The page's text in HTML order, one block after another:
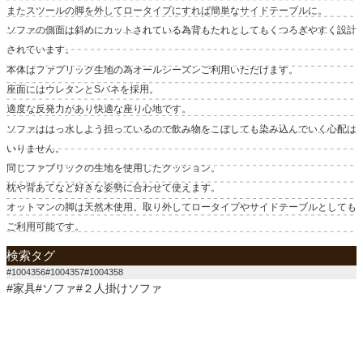
またスツールの脚を外してロータイプにすれば簡単なサイドテーブルに。
ソファの側面は斜めにカットされている為背もたれとしてもくつろぎやすく設計
されています。
本体はファブリック生地の為オールシーズンご利用いただけます。
座面にはウレタンとSバネを採用。
適度な反発力があり快適な座り心地です。
ソファははっ水しよう担っているので飲み物をこぼしても染み込んでいく心配は
いりません。
同じファブリックの生地を使用したクッション。
枕や背あてなど好きな姿勢に合わせて使えます。
オットマンの脚は天然木使用。取り外してロータイプやサイドテーブルとしても
ご利用可能です。
検索タグ
#1004356#1004357#1004358
#家具#ソファ#２人掛けソファ